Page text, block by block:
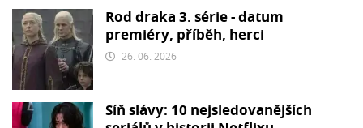
Rod draka 3. série - datum
premiéry, příběh, herci
26. 06. 2026
Síň slávy: 10 nejsledovanějších